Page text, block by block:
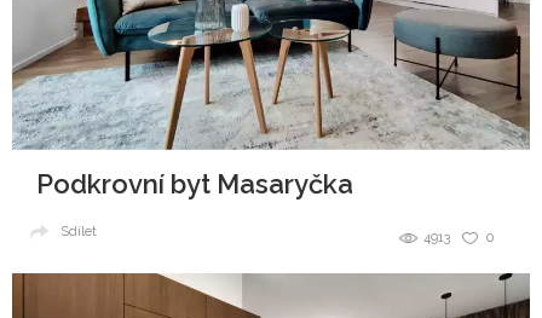
Podkrovní byt Masaryčka
0
4913
Sdílet